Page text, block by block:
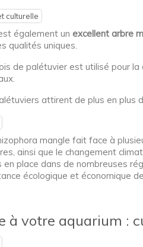
culturelle
également un excellent arbre
qualités uniques.
de palétuvier est utilisé pour
attirent de plus en plus
mangle fait face à
ainsi que le changement
place dans de nombreuses
écologique et économique
à votre aquarium :